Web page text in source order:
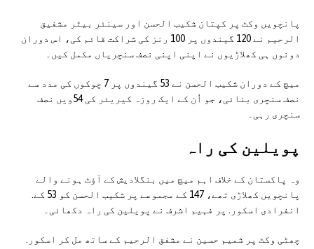
پانچویں وکٹ پر کپتان شکیب الحسن اور سینئر بیٹر مشفیق
الرحیم نے 120 گیندوں پر 100 رنز کی شراکت قائم کی، اس دوران
دونوں ہی کھلاڑیوں نے اپنی اپنی نصف سنچریاں مکمل کیں۔
میچ کے دوران شکیب الحسن نے 53 گیندوں پر 7 چوکوں کی مدد سے
نصف سنچری بنائی، جو اُن کے ایک روزہ کیریئر کی 54ویں نصف
سنچری رہی۔
پویلین کی راہ
وہ پاکستان کے خلاف اہم میچ میں بنگلادیش کے آؤٹ ہونے والے
پانچویں کھلاڑی تھے، 147 کے مجموعے پر شکیب الحسن کو 53 کے.
انفرادی اسکور. پر فہیم اشرف نے پویلین کی راہ دکھائی۔
چھٹی وکٹ پر شمیم حسین نے مشفق الرحیم کے ساتھ مل کر اسکور.